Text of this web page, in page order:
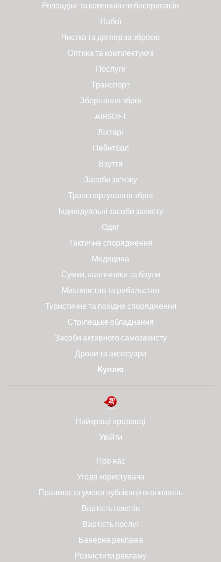
Релоадінг та компоненти боєприпасів
Набої
Чистка та догляд за зброєю
Оптика та комплектуючі
Послуги
Транспорт
Зберігання зброї
AIRSOFT
Ліхтарі
Пейнтбол
Взуття
Засоби зв'язку
Транспортування зброї
Індивідуальні засоби захисту
Одяг
Тактичне спорядження
Медицина
Сумки, наплічники та баули
Мисливство та рибальство
Туристичне та похідне спорядження
Стрілецьке обладнання
Засоби активного самозахисту
Дрони та аксесуари
Куплю
Найкращі продавці
Увійти
Про нас
Угода користувача
Правила та умови публікації оголошень
Вартість пакетів
Вартість послуг
Банерна реклама
Розмістити рекламу